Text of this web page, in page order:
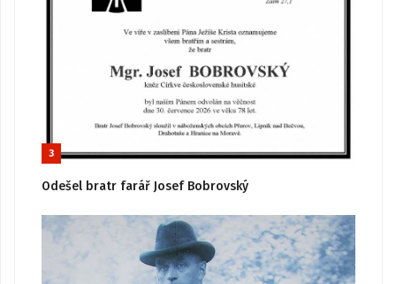
3
Odešel bratr farář Josef Bobrovský